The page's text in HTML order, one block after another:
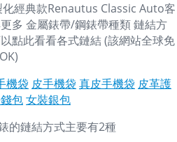
經典款Renautus Classic Auto客
多 金屬錶帶/鋼錶帶種類 鏈結方
點此看看各式鏈結 (該網站全球免
機袋 皮手機袋 真皮手機袋 皮革護
包女裝銀包
的鏈結方式主要有2種